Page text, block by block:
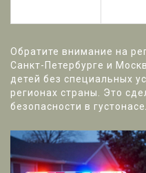
Обратите внимание на
Санкт-Петербурге и
детей без специальных
регионах страны. Это
безопасности в